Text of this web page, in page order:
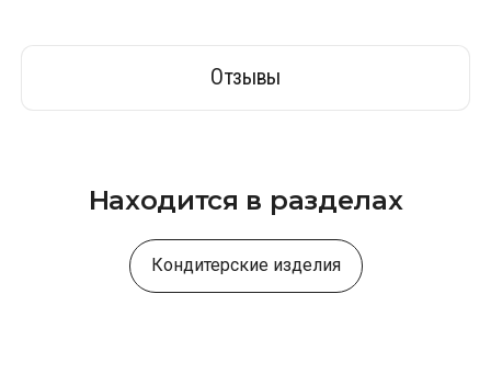
Отзывы
Находится в разделах
Кондитерские изделия